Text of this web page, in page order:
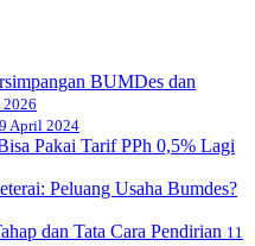
BUMDes dan
2026
April 2024
Pakai Tarif PPh 0,5% Lagi
Peluang Usaha Bumdes?
dan Tata Cara Pendirian 11